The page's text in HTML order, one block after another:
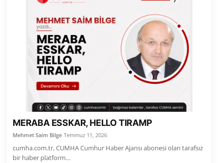
MERABA ESSKAR, HELLO TIRAMP
Mehmet Saim Bilge Temmuz 11, 2026
cumha.com.tr, CUMHA Cumhur Haber Ajansı abonesi olan tarafsız
bir haber platform...